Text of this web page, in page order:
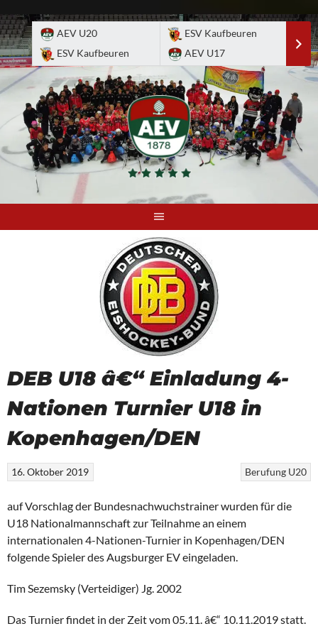
to
content
AEV U20
ESV Kaufbeuren
ESV Kaufbeuren
AEV U17
DEB U18 â€“ Einladung 4-
Nationen Turnier U18 in
Kopenhagen/DEN
Berufung U20
16. Oktober 2019
auf Vorschlag der Bundesnachwuchstrainer wurden für die
U18 Nationalmannschaft zur Teilnahme an einem
internationalen 4-Nationen-Turnier in Kopenhagen/DEN
folgende Spieler des Augsburger EV eingeladen.
Tim Sezemsky (Verteidiger) Jg. 2002
Das Turnier findet in der Zeit vom 05.11. â€“ 10.11.2019 statt.